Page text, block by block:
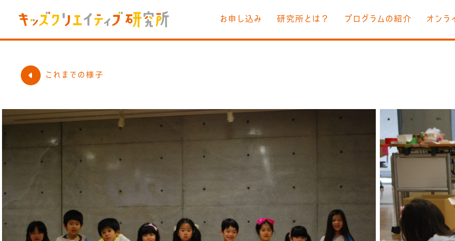
お申し込み 研究所とは？ プログラムの紹介 オンラ
これまでの様子